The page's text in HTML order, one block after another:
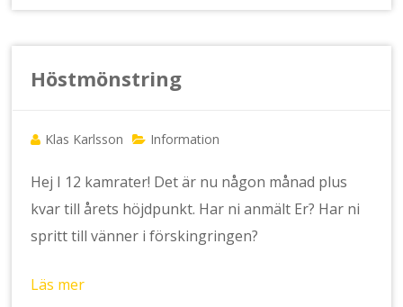
Höstmönstring
Klas Karlsson Information
Hej I 12 kamrater! Det är nu någon månad plus
kvar till årets höjdpunkt. Har ni anmält Er? Har ni
spritt till vänner i förskingringen?
Läs mer